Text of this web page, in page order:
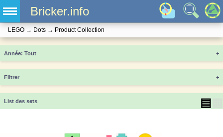
Bricker.info
LEGO → Dots → Product Collection
Année +
Filtrer +
List des sets ▤